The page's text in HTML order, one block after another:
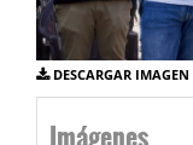
DESCARGAR IMAGEN
Imágenes...